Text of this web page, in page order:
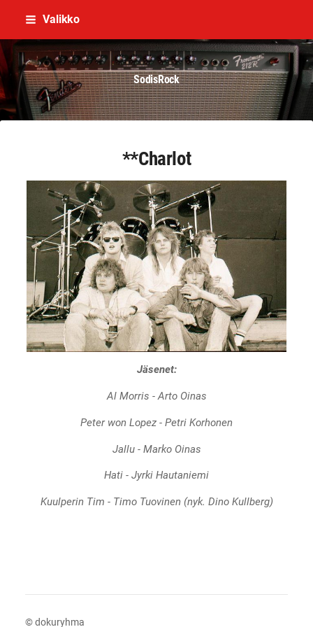
Siirry
sisältöön
Valikko
SodisRock
**Charlot
Jäsenet:
Al Morris - Arto Oinas
Peter won Lopez - Petri Korhonen
Jallu - Marko Oinas
Hati - Jyrki Hautaniemi
Kuulperin Tim - Timo Tuovinen (nyk. Dino Kullberg)
©dokuryhma